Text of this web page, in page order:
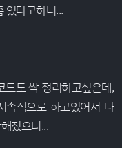
있다고하니...
드도 싹 정리하고싶은데,
속적으로 하고있어서 나
졌으니...